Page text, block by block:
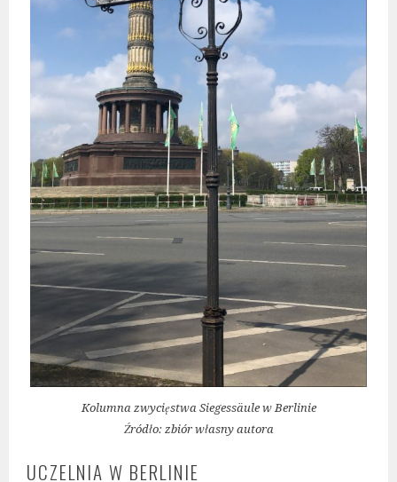
Kolumna zwycięstwa Siegessäule w Berlinie
Źródło: zbiór własny autora
UCZELNIA W BERLINIE